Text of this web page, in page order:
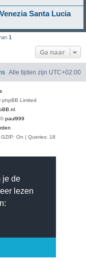
je de
lezen
Santa Lucia
1
Ga naar
Alle tijden zijn UTC+02:00
Limited
©paul999
On | Queries: 18